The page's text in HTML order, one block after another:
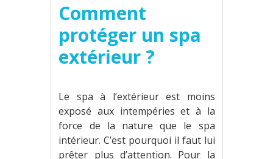
Comment
protéger un spa
extérieur ?
Le spa à l’extérieur est moins
exposé aux intempéries et à la
force de la nature que le spa
intérieur. C’est pourquoi il faut lui
prêter plus d’attention. Pour la